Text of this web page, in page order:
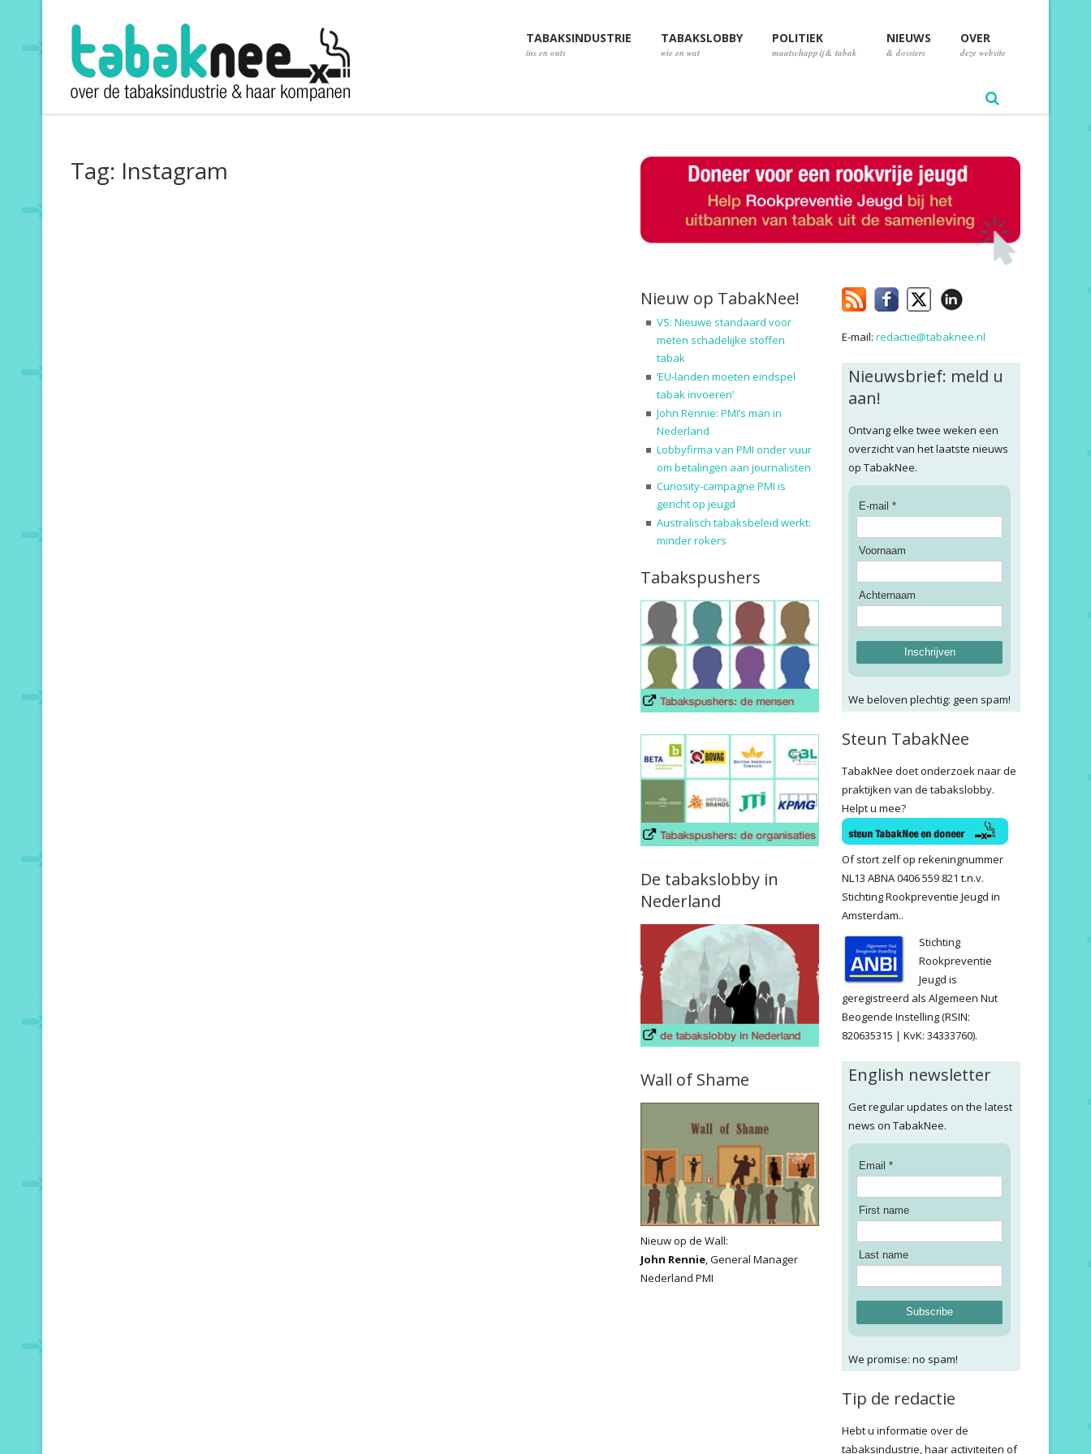
TABAKSINDUSTRIE
ins en outs
TABAKSLOBBY
wie en wat
POLITIEK
maatschappij & tabak
NIEUWS
& dossiers
OVER
deze website
Tag: Instagram
Nieuw op TabakNee!
VS: Nieuwe standaard voor
meten schadelijke stoffen
tabak
‘EU-landen moeten eindspel
tabak invoeren’
John Rennie: PMI’s man in
Nederland
Lobbyfirma van PMI onder vuur
om betalingen aan journalisten
Curiosity-campagne PMI is
gericht op jeugd
Australisch tabaksbeleid werkt:
minder rokers
Tabakspushers
De tabakslobby in
Nederland
Wall of Shame
Nieuw op de Wall:
John Rennie, General Manager
Nederland PMI
E-mail:redactie@tabaknee.nl
Nieuwsbrief: meld u
aan!
Ontvang elke twee weken een
overzicht van het laatste nieuws
op TabakNee.
E-mail *
Voornaam
Achternaam
Inschrijven
We beloven plechtig: geen spam!
Steun TabakNee
TabakNee doet onderzoek naar de
praktijken van de tabakslobby.
Helpt u mee?
Of stort zelf op rekeningnummer
NL13 ABNA 0406 559 821 t.n.v.
Stichting Rookpreventie Jeugd in
Amsterdam..
Stichting
Rookpreventie
Jeugd is
geregistreerd als Algemeen Nut
Beogende Instelling (RSIN:
820635315 | KvK: 34333760).
English newsletter
Get regular updates on the latest
news on TabakNee.
Email *
First name
Last name
Subscribe
We promise: no spam!
Tip de redactie
Hebt u informatie over de
tabaksindustrie, haar activiteiten of